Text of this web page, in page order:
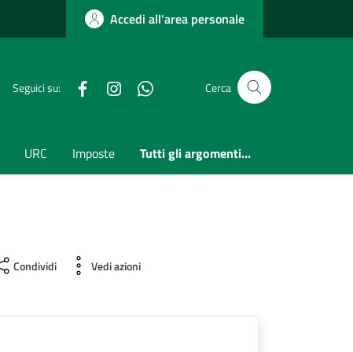
Accedi all'area personale
Seguici su: FacebookInstagramwhatsappCerca
URC Imposte Tutti gli argomenti...
Condividi Vedi azioni